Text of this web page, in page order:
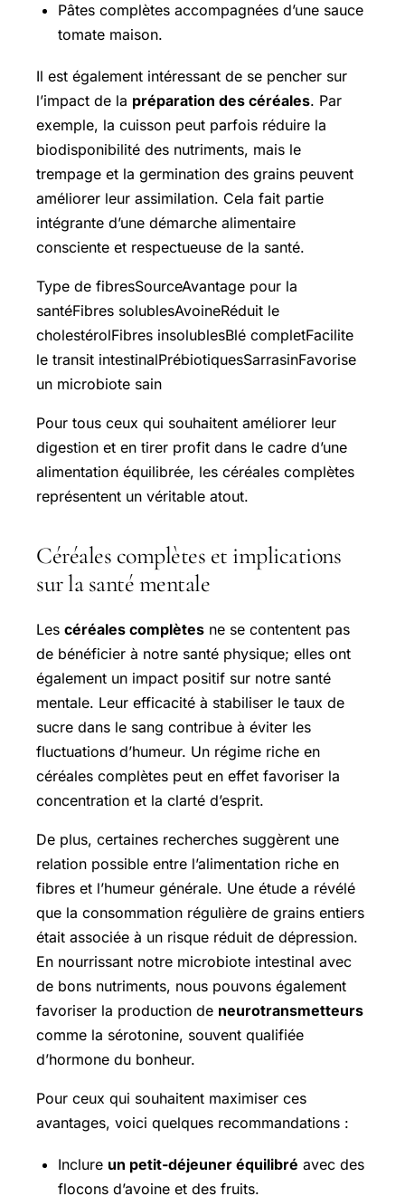
Pâtes complètes accompagnées d’une sauce
tomate maison.
Il est également intéressant de se pencher sur
l’impact de la préparation des céréales. Par
exemple, la cuisson peut parfois réduire la
biodisponibilité des nutriments, mais le
trempage et la germination des grains peuvent
améliorer leur assimilation. Cela fait partie
intégrante d’une démarche alimentaire
consciente et respectueuse de la santé.
Type de fibresSourceAvantage pour la
santéFibres solublesAvoineRéduit le
cholestérolFibres insolublesBlé completFacilite
le transit intestinalPrébiotiquesSarrasinFavorise
un microbiote sain
Pour tous ceux qui souhaitent améliorer leur
digestion et en tirer profit dans le cadre d’une
alimentation équilibrée, les céréales complètes
représentent un véritable atout.
Céréales complètes et implications
sur la santé mentale
Les céréales complètes ne se contentent pas
de bénéficier à notre santé physique; elles ont
également un impact positif sur notre santé
mentale. Leur efficacité à stabiliser le taux de
sucre dans le sang contribue à éviter les
fluctuations d’humeur. Un régime riche en
céréales complètes peut en effet favoriser la
concentration et la clarté d’esprit.
De plus, certaines recherches suggèrent une
relation possible entre l’alimentation riche en
fibres et l’humeur générale. Une étude a révélé
que la consommation régulière de grains entiers
était associée à un risque réduit de dépression.
En nourrissant notre microbiote intestinal avec
de bons nutriments, nous pouvons également
favoriser la production de neurotransmetteurs
comme la sérotonine, souvent qualifiée
d’hormone du bonheur.
Pour ceux qui souhaitent maximiser ces
avantages, voici quelques recommandations :
Inclure un petit-déjeuner équilibré avec des
flocons d’avoine et des fruits.